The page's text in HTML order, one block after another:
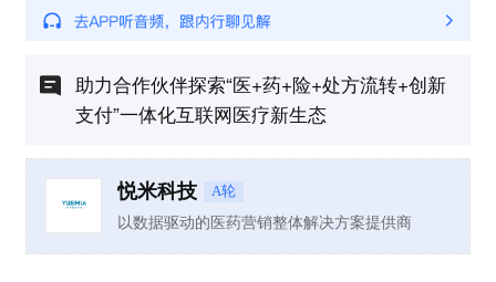
助力合作伙伴探索“医+药+险+处方流转+创新
支付”一体化互联网医疗新生态
悦米科技 A轮
以数据驱动的医药营销整体解决方案提供商